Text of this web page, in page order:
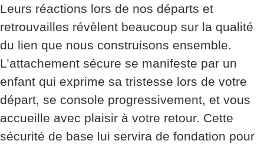
Leurs réactions lors de nos départs et
retrouvailles révèlent beaucoup sur la qualité
du lien que nous construisons ensemble.
L’attachement sécure se manifeste par un
enfant qui exprime sa tristesse lors de votre
départ, se console progressivement, et vous
accueille avec plaisir à votre retour. Cette
sécurité de base lui servira de fondation pour